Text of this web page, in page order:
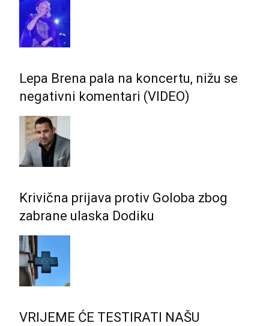
Lepa Brena pala na koncertu, nižu se
negativni komentari (VIDEO)
Krivična prijava protiv Goloba zbog
zabrane ulaska Dodiku
VRIJEME ĆE TESTIRATI NAŠU